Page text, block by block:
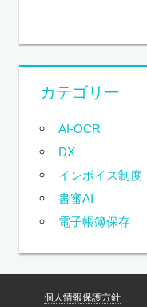
カテゴリー
AI-OCR
DX
インボイス制度
書審AI
電子帳簿保存
個人情報保護方針